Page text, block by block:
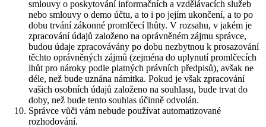
smlouvy o poskytování informačních a vzdělávacích služeb
nebo smlouvy o demo účtu, a to i po jejím ukončení, a to po
dobu trvání zákonné promlčecí lhůty. V rozsahu, v jakém je
zpracování údajů založeno na oprávněném zájmu správce,
budou údaje zpracovávány po dobu nezbytnou k prosazování
těchto oprávněných zájmů (zejména do uplynutí promlčecích
lhůt pro nároky podle platných právních předpisů), avšak ne
déle, než bude uznána námitka. Pokud je však zpracování
vašich osobních údajů založeno na souhlasu, bude trvat do
doby, než bude tento souhlas účinně odvolán.
Správce vůči vám nebude používat automatizované
rozhodování.